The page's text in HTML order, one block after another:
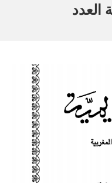
العدد